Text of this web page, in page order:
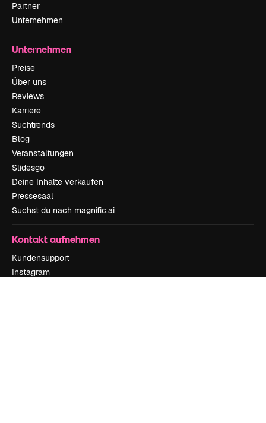
Partner
Unternehmen
Unternehmen
Preise
Über uns
Reviews
Karriere
Suchtrends
Blog
Veranstaltungen
Slidesgo
Deine Inhalte verkaufen
Pressesaal
Suchst du nach magnific.ai
Kontakt aufnehmen
Kundensupport
Instagram